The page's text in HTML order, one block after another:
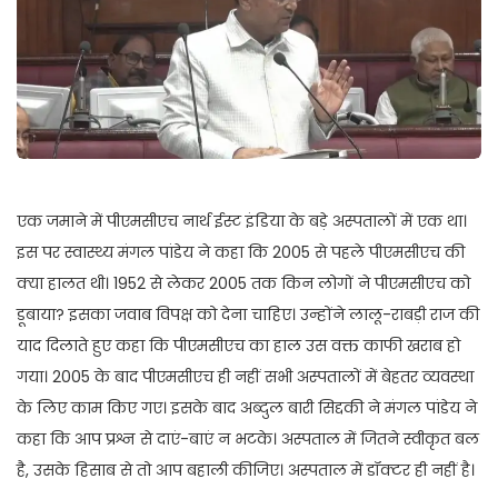
एक जमाने में पीएमसीएच नार्थ ईस्ट इंडिया के बड़े अस्पतालों में एक था।
इस पर स्वास्थ्य मंगल पांडेय ने कहा कि 2005 से पहले पीएमसीएच की
क्या हालत थी। 1952 से लेकर 2005 तक किन लोगों ने पीएमसीएच को
डूबाया? इसका जवाब विपक्ष को देना चाहिए। उन्होंने लालू-राबड़ी राज की
याद दिलाते हुए कहा कि पीएमसीएच का हाल उस वक्त काफी खराब हो
गया। 2005 के बाद पीएमसीएच ही नहीं सभी अस्पतालों में बेहतर व्यवस्था
के लिए काम किए गए। इसके बाद अब्दुल बारी सिद्दकी ने मंगल पांडेय ने
कहा कि आप प्रश्न से दाएं-बाएं न भटके। अस्पताल में जितने स्वीकृत बल
है, उसके हिसाब से तो आप बहाली कीजिए। अस्पताल में डॉक्टर ही नहीं है।